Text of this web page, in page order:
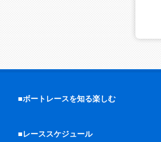
■ボートレースを知る楽しむ
■レーススケジュール